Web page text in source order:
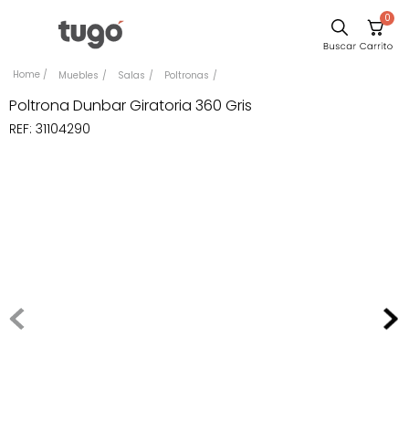
0
Muebles Salas Poltronas
Poltrona Dunbar Giratoria 360 Gris
REF: 31104290
Comedor
Escritorio